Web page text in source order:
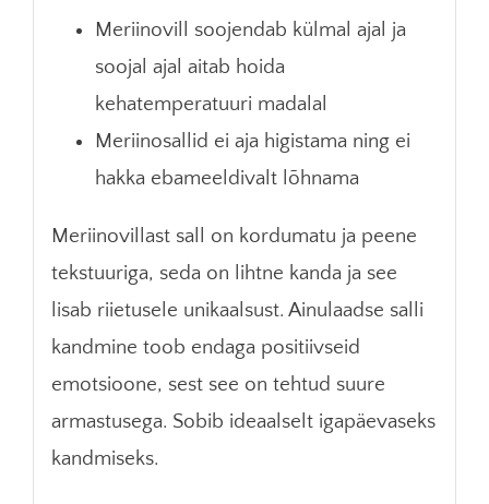
Meriinovill soojendab külmal ajal ja
soojal ajal aitab hoida
kehatemperatuuri madalal
Meriinosallid ei aja higistama ning ei
hakka ebameeldivalt lõhnama
Meriinovillast sall on kordumatu ja peene
tekstuuriga, seda on lihtne kanda ja see
lisab riietusele unikaalsust. Ainulaadse salli
kandmine toob endaga positiivseid
emotsioone, sest see on tehtud suure
armastusega. Sobib ideaalselt igapäevaseks
kandmiseks.